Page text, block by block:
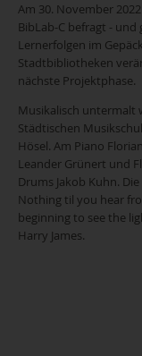
Am 30. November
BibLab-C befragt -
Lernerfolgen im
Stadtbibliotheken
nächste Projektphase.
Musikalisch untermalt
Städtischen
Hösel. Am Piano
Leander Grünert und
Drums Jakob Kuhn.
Nothing til you hear
beginning to see the
Harry James.